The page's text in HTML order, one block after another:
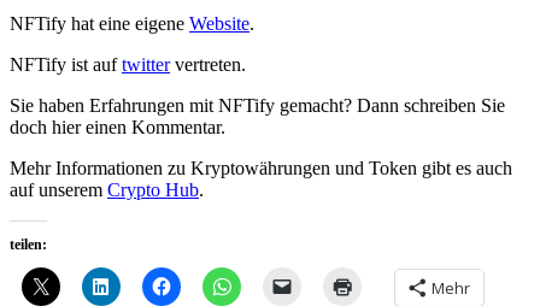
NFTify hat eine eigene Website.
NFTify ist auftwittervertreten.
Sie haben Erfahrungen mit NFTify gemacht? Dann schreiben Sie
doch hier einen Kommentar.
Mehr Informationen zu Kryptowährungen und Token gibt es auch
auf unserem Crypto Hub.
teilen:
Mehr